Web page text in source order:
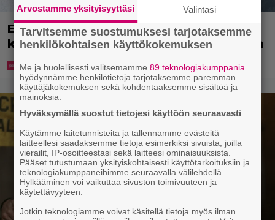
Ekaluokkalaisille jaetaan ilmainen
kotiavain – katso, mistä sen voi hakea
Arvostamme yksityisyyttäsi Valintasi
Tarvitsemme suostumuksesi tarjotaksemme
henkilökohtaisen käyttökokemuksen
Me ja huolellisesti valitsemamme89 teknologiakumppania
hyödynnämme henkilötietoja tarjotaksemme paremman
käyttäjäkokemuksen sekä kohdentaaksemme sisältöä ja
mainoksia.
Hyväksymällä suostut tietojesi käyttöön seuraavasti
Käytämme laitetunnisteita ja tallennamme evästeitä
laitteellesi saadaksemme tietoja esimerkiksi sivuista, joilla
vierailit, IP-osoitteestasi sekä laitteesi ominaisuuksista.
Pääset tutustumaan yksityiskohtaisesti käyttötarkoituksiin ja
teknologiakumppaneihimme seuraavalla välilehdellä.
Hylkääminen voi vaikuttaa sivuston toimivuuteen ja
käytettävyyteen.
Jotkin teknologiamme voivat käsitellä tietoja myös ilman